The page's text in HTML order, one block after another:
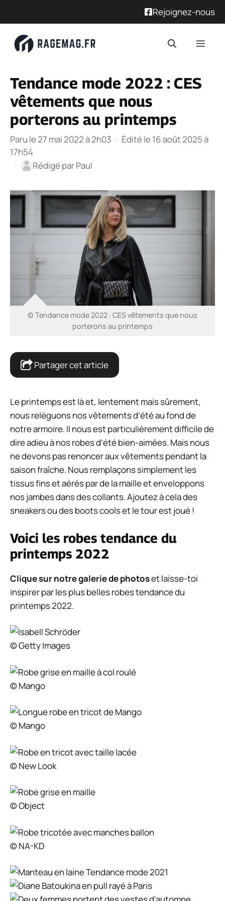
Rejoignez-nous
Tendance mode 2022 : CES
vêtements que nous
porterons au printemps
Paru le 27 mai 2022 à 2h03 · Édité le 16 août 2025 à
17h54
·
Rédigé parPaul
© Tendance mode 2022 : CES vêtements que nous
porterons au printemps
Partager cet article
Le printemps est là et, lentement mais sûrement,
nous reléguons nos vêtements d’été au fond de
notre armoire. Il nous est particulièrement difficile de
dire adieu à nos robes d’été bien-aimées. Mais nous
ne devons pas renoncer aux vêtements pendant la
saison fraîche. Nous remplaçons simplement les
tissus fins et aérés par de la maille et enveloppons
nos jambes dans des collants. Ajoutez à cela des
sneakers ou des boots cools et le tour est joué !
Voici les robes tendance du
printemps 2022
Clique sur notre galerie de photoset laisse-toi
inspirer par les plus belles robes tendance du
printemps 2022.
© Getty Images
© Mango
© Mango
© New Look
© Object
© NA-KD